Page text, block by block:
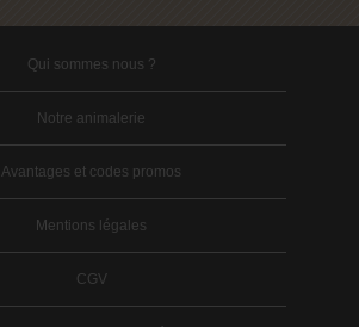
Qui sommes nous ?
Notre animalerie
Avantages et codes promos
Mentions légales
CGV